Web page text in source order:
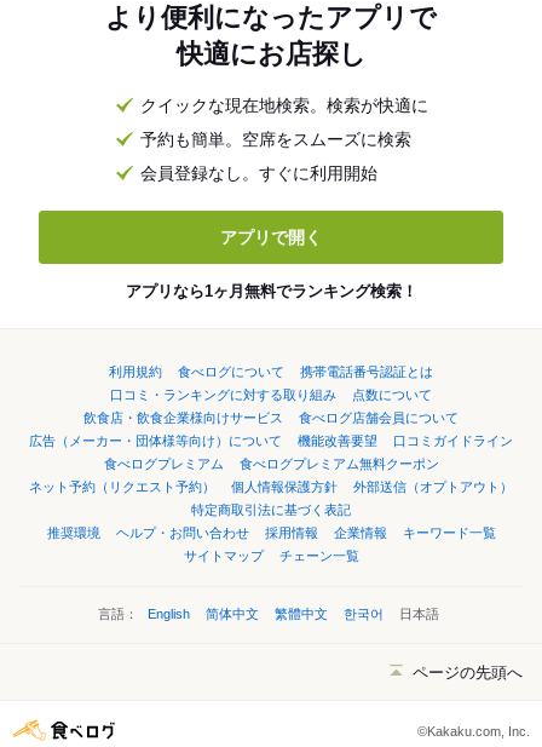
より便利になったアプリで
快適にお店探し
クイックな現在地検索。検索が快適に
予約も簡単。空席をスムーズに検索
会員登録なし。すぐに利用開始
アプリで開く
アプリなら1ヶ月無料でランキング検索！
利用規約 食べログについて
携帯電話番号認証とは
口コミ・ランキングに対する取り組み
点数について
飲食店・飲食企業様向けサービス
食べログ店舗会員について
広告（メーカー・団体様等向け）について
機能改善要望
口コミガイドライン
食べログプレミアム
食べログプレミアム無料クーポン
ネット予約（リクエスト予約）
個人情報保護方針
外部送信（オプトアウト）
特定商取引法に基づく表記
推奨環境
ヘルプ・お問い合わせ 採用情報 企業情報
キーワード一覧
サイトマップ
チェーン一覧
言語： English 简体中文 繁體中文 한국어 日本語
ページの先頭へ
©Kakaku.com, Inc.